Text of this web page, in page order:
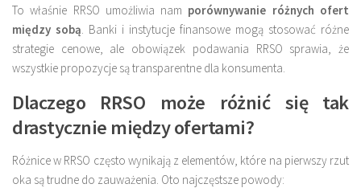
To właśnie RRSO umożliwia nam porównywanie różnych ofert
między sobą . Banki i instytucje finansowe mogą stosować różne
strategie cenowe, ale obowiązek podawania RRSO sprawia, że
wszystkie propozycje są transparentne dla konsumenta.
Dlaczego RRSO może różnić się tak
drastycznie między ofertami?
Różnice w RRSO często wynikają z elementów, które na pierwszy rzut
oka są trudne do zauważenia. Oto najczęstsze powody: